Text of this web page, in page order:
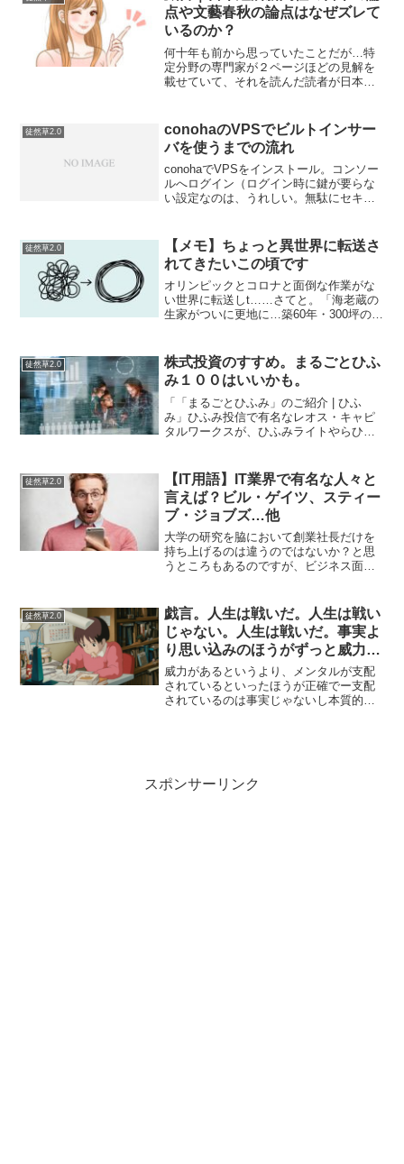
点や文藝春秋の論点はなぜズレて
いるのか？
何十年も前から思っていたことだが…特
定分野の専門家が２ページほどの見解を
載せていて、それを読んだ読者が日本の
の論点シリーズと文藝春秋社のXXXX年
の論点と大前健一の本が...
徒然草2.0
conohaのVPSでビルトインサー
バを使うまでの流れ
conohaでVPSをインストール。コンソー
ルへログイン（ログイン時に鍵が要らな
い設定なのは、うれしい。無駄にセキュ
v ... phpは入っていない。8...
徒然草2.0
【メモ】ちょっと異世界に転送さ
れてきたいこの頃です
オリンピックとコロナと面倒な作業がな
い世界に転送しt……さてと。「海老蔵の
生家がついに更地に…築60年・300坪の市
松竹芸能の奴隷では…アメブロの収益だ
けで...
徒然草2.0
株式投資のすすめ。まるごとひふ
み１００はいいかも。
「「まるごとひふみ」のご紹介 | ひふ
み」ひふみ投信で有名なレオス・キャピ
タルワークスが、ひふみライトやらひふ
りましたね。さわかみ投信と比べること
が多いひふみ投信ですが...
徒然草2.0
【IT用語】IT業界で有名な人々と
言えば？ビル・ゲイツ、スティー
ブ・ジョブズ…他
大学の研究を脇において創業社長だけを
持ち上げるのは違うのではないか？と思
うところもあるのですが、ビジネス面で
ロソフトの創業者オペレーティング・シ
ステム「Windows...
徒然草2.0
戯言。人生は戦いだ。人生は戦い
じゃない。人生は戦いだ。事実よ
り思い込みのほうがずっと威力が
ある。
威力があるというより、メンタルが支配
されているといったほうが正確でー支配
されているのは事実じゃないし本質的じ
スポンサーリンク